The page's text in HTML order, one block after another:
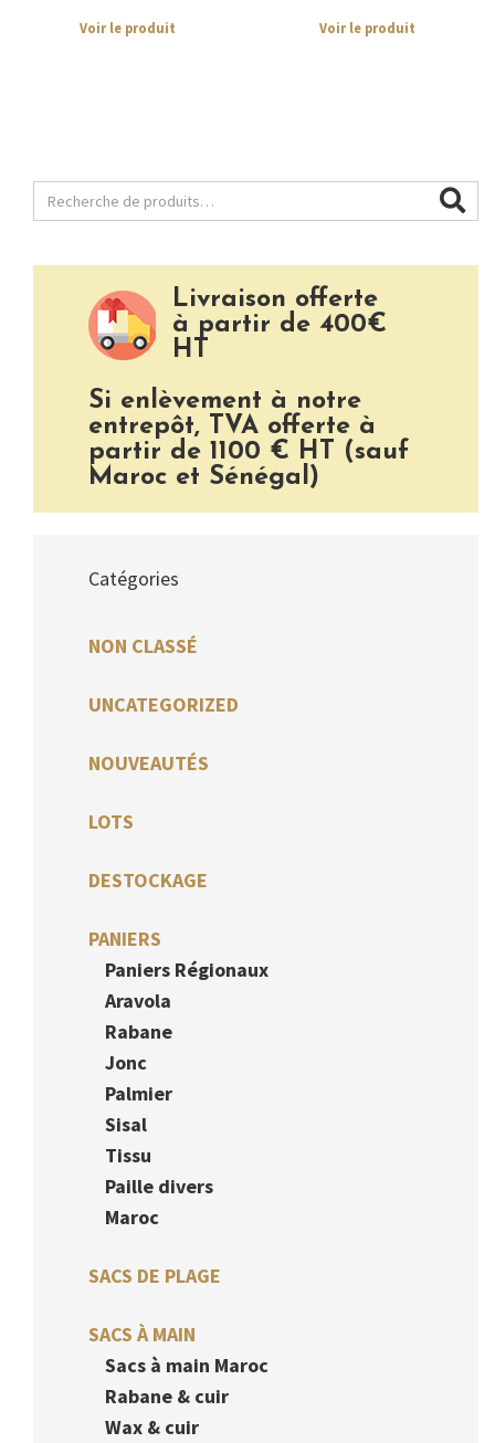
Voir le produit Voir le produit
Livraison offerte
à partir de 400€
HT
Si enlèvement à notre
entrepôt, TVA offerte à
partir de 1100 € HT (sauf
Maroc et Sénégal)
Catégories
NON CLASSÉ
UNCATEGORIZED
NOUVEAUTÉS
LOTS
DESTOCKAGE
PANIERS
Paniers Régionaux
Aravola
Rabane
Jonc
Palmier
Sisal
Tissu
Paille divers
Maroc
SACS DE PLAGE
SACS À MAIN
Sacs à main Maroc
Rabane & cuir
Wax & cuir